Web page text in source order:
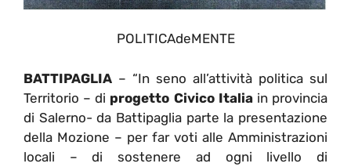
POLITICAdeMENTE
BATTIPAGLIA – “In seno all’attività politica sul
Territorio – di progetto Civico Italiain provincia
di Salerno- da Battipaglia parte la presentazione
della Mozione – per far voti alle Amministrazioni
locali – di sostenere ad ogni livello di